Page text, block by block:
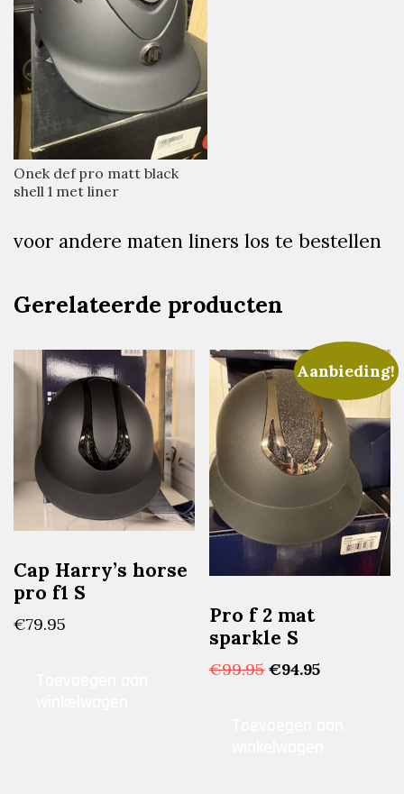
Onek def pro matt black
shell 1 met liner
voor andere maten liners los te bestellen
Gerelateerde producten
Cap Harry’s horse
pro f1 S
€79.95
Aanbieding!
Pro f 2 mat
sparkle S
€99.95 Oorspronkelijke
€94.95Huidige